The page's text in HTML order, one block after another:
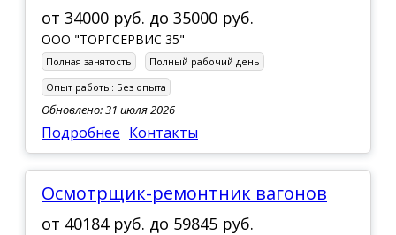
от 34000 руб. до 35000 руб.
ООО "ТОРГСЕРВИС 35"
Полная занятость
Полный рабочий день
Опыт работы: Без опыта
Обновлено: 31 июля 2026
Подробнее Контакты
Осмотрщик-ремонтник вагонов
от 40184 руб. до 59845 руб.